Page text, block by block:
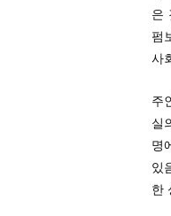
은
펌
사
주
실
명
있
한